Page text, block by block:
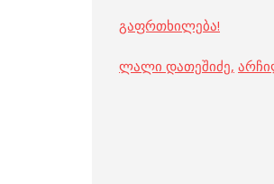
გაფრთხილება!
ლალი დათეშიძე,